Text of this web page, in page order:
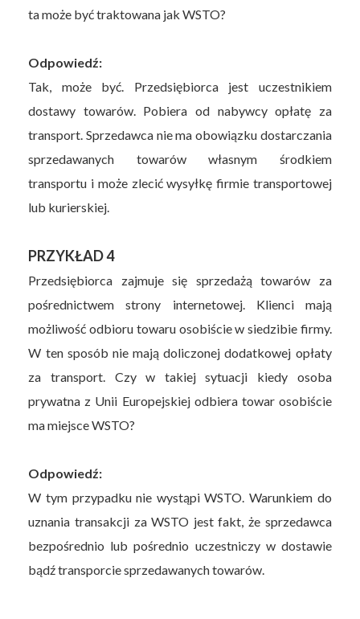
ta może być traktowana jak WSTO?
Odpowiedź:
Tak, może być. Przedsiębiorca jest uczestnikiem
dostawy towarów. Pobiera od nabywcy opłatę za
transport. Sprzedawca nie ma obowiązku dostarczania
sprzedawanych towarów własnym środkiem
transportu i może zlecić wysyłkę firmie transportowej
lub kurierskiej.
PRZYKŁAD 4
Przedsiębiorca zajmuje się sprzedażą towarów za
pośrednictwem strony internetowej. Klienci mają
możliwość odbioru towaru osobiście w siedzibie firmy.
W ten sposób nie mają doliczonej dodatkowej opłaty
za transport. Czy w takiej sytuacji kiedy osoba
prywatna z Unii Europejskiej odbiera towar osobiście
ma miejsce WSTO?
Odpowiedź:
W tym przypadku nie wystąpi WSTO. Warunkiem do
uznania transakcji za WSTO jest fakt, że sprzedawca
bezpośrednio lub pośrednio uczestniczy w dostawie
bądź transporcie sprzedawanych towarów.